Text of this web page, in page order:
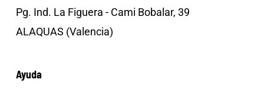
Pg. Ind. La Figuera - Cami Bobalar, 39
ALAQUAS (Valencia)
Ayuda